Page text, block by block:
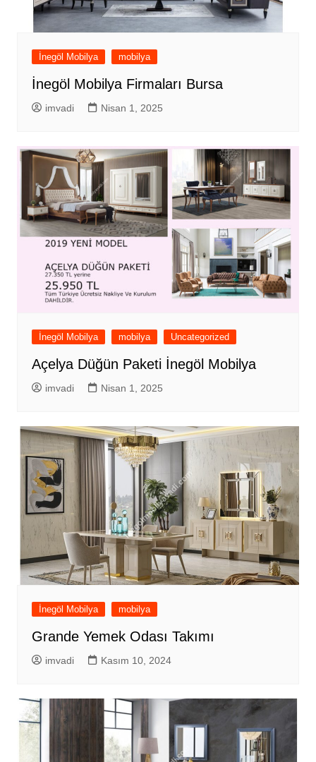
İnegöl Mobilya mobilya
İnegöl Mobilya Firmaları Bursa
imvadi Nisan 1, 2025
İnegöl Mobilya mobilya Uncategorized
Açelya Düğün Paketi İnegöl Mobilya
imvadi Nisan 1, 2025
İnegöl Mobilya mobilya
Grande Yemek Odası Takımı
imvadi Kasım 10, 2024